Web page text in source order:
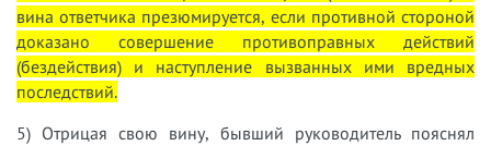
вина ответчика презюмируется, если противной стороной
доказано совершение противоправных действий
(бездействия) и наступление вызванных ими вредных
последствий.
5) Отрицая свою вину, бывший руководитель пояснял